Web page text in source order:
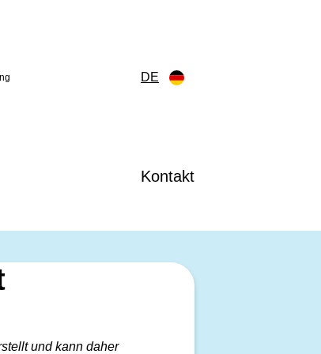
DE
Kontakt
und kann daher